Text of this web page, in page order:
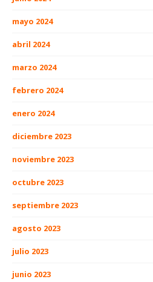
mayo 2024
abril 2024
marzo 2024
febrero 2024
enero 2024
diciembre 2023
noviembre 2023
octubre 2023
septiembre 2023
agosto 2023
julio 2023
junio 2023